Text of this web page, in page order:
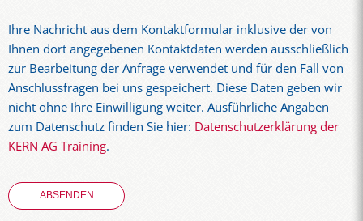
Ihre Nachricht aus dem Kontaktformular inklusive der von
Ihnen dort angegebenen Kontaktdaten werden ausschließlich
zur Bearbeitung der Anfrage verwendet und für den Fall von
Anschlussfragen bei uns gespeichert. Diese Daten geben wir
nicht ohne Ihre Einwilligung weiter. Ausführliche Angaben
zum Datenschutz finden Sie hier: Datenschutzerklärung der
KERN AG Training.